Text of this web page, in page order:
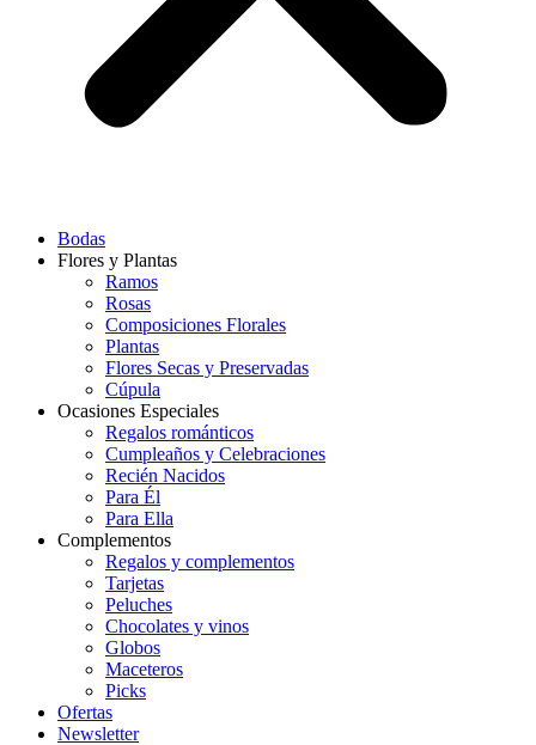
Bodas
Flores y Plantas
Ramos
Rosas
Composiciones Florales
Plantas
Flores Secas y Preservadas
Cúpula
Ocasiones Especiales
Regalos románticos
Cumpleaños y Celebraciones
Recién Nacidos
Para Él
Para Ella
Complementos
Regalos y complementos
Tarjetas
Peluches
Chocolates y vinos
Globos
Maceteros
Picks
Ofertas
Newsletter